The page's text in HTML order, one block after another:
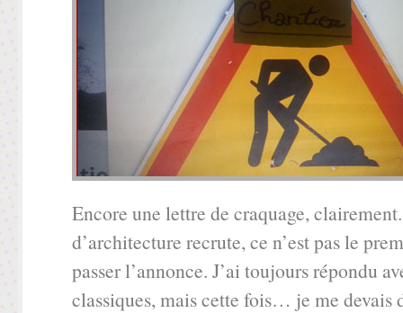
Encore une lettre de craquage,
d’architecture recrute, ce n’est pas le
passer l’annonce. J’ai toujours répondu
classiques, mais cette fois… je me devais